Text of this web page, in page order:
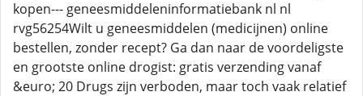
kopen--- geneesmiddeleninformatiebank nl nl
rvg56254Wilt u geneesmiddelen (medicijnen) online
bestellen, zonder recept? Ga dan naar de voordeligste
en grootste online drogist: gratis verzending vanaf
&euro; 20 Drugs zijn verboden, maar toch vaak relatief